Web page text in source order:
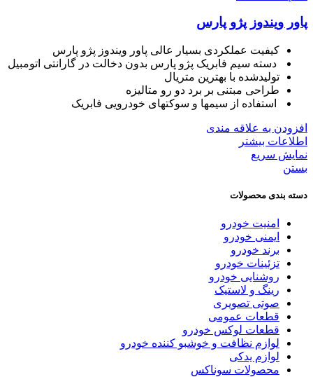
پاور ویندوز پژو پارس
کیفیت عملکردی بسیار عالی پاور ویندوز پژو پارس
دسته سیم فابریک پژو پارس بدون دخالت در گارانتی اتومبیل
تولیدشده با بهترین متریال
طراحی مبتنی بر برد دو رو متالیزه
استفاده از سیمها و سوکتهای خودرویی فابریک
افزودن به علاقه مندی
اطلاعات بیشتر
نمایش سریع
بستن
دسته بندی محصولات
امنیت خودرو
ایمنی خودرو
برند خودرو
تزئینات خودرو
روشنایی خودرو
رینگ و لاستیک
صوتی تصویری
قطعات عمومی
قطعات لوکس خودرو
لوازم نظافت و خوشبو کننده خودرو
لوازم یدکی
محصولات سوناکس